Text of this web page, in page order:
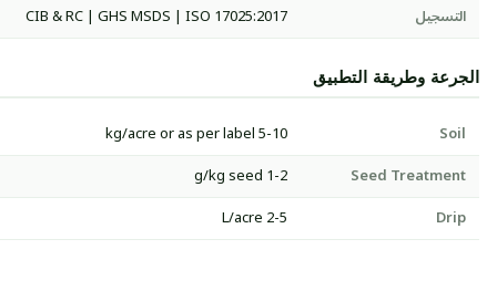
التسجيل
CIB & RC | GHS MSDS | ISO 17025:2017
الجرعة وطريقة التطبيق
Soil
5-10 kg/acre or as per label
Seed Treatment
1-2 g/kg seed
Drip
2-5 L/acre